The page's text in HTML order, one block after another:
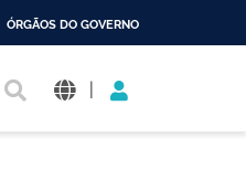
ÓRGÃOS DO GOVERNO
|